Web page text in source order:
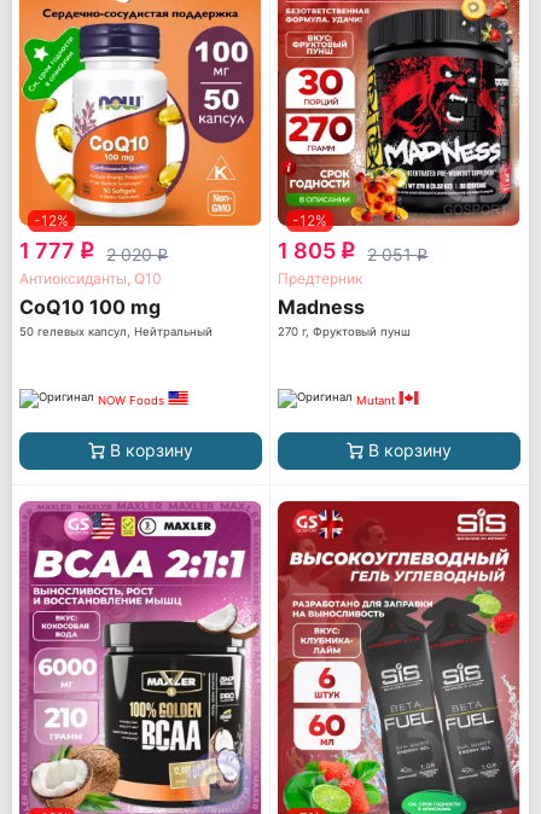
-12%
1 777 q 2 020q
Антиоксиданты, Q10
CoQ10 100 mg
50 гелевых капсул, Нейтральный
NOW Foods
В корзину
-12%
1 805 q 2 051q
Предтерник
Madness
270 г, Фруктовый пунш
Mutant
В корзину